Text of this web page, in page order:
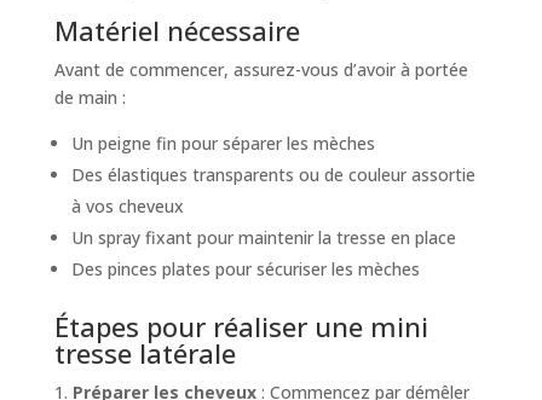
Matériel nécessaire
Avant de commencer, assurez-vous d’avoir à portée
de main :
Un peigne fin pour séparer les mèches
Des élastiques transparents ou de couleur assortie
à vos cheveux
Un spray fixant pour maintenir la tresse en place
Des pinces plates pour sécuriser les mèches
Étapes pour réaliser une mini
tresse latérale
1. Préparer les cheveux: Commencez par démêler